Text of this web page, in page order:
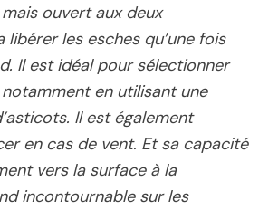
ouvert aux deux
libérer les esches qu’une fois
Il est idéal pour sélectionner
en utilisant une
Il est également
en cas de vent. Et sa capacité
vers la surface à la
incontournable sur les